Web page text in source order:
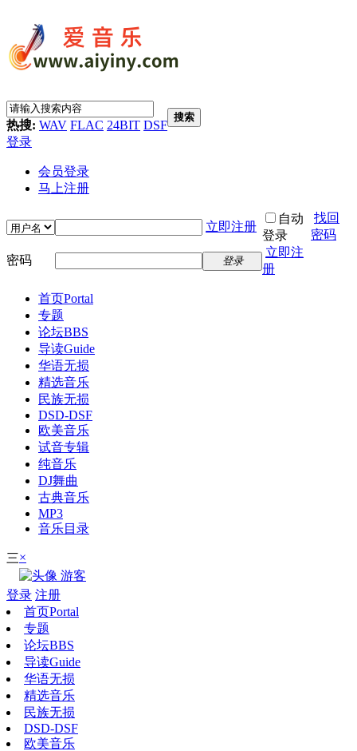
热搜: WAV FLAC 24BIT DSF
搜索
登录
会员登录
马上注册
立即注册
自动
登录
找回
密码
密码
登录
立即注
册
首页Portal
专题
论坛BBS
导读Guide
华语无损
精选音乐
民族无损
DSD-DSF
欧美音乐
试音专辑
纯音乐
DJ舞曲
古典音乐
MP3
音乐目录
三×
游客
登录 注册
首页Portal
专题
论坛BBS
导读Guide
华语无损
精选音乐
民族无损
DSD-DSF
欧美音乐